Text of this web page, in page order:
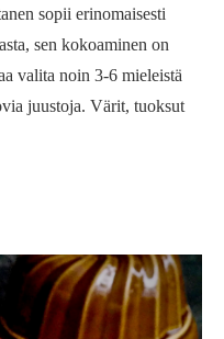
sopii erinomaisesti
sen kokoaminen on
valita noin 3-6 mieleistä
juustoja. Värit, tuoksut